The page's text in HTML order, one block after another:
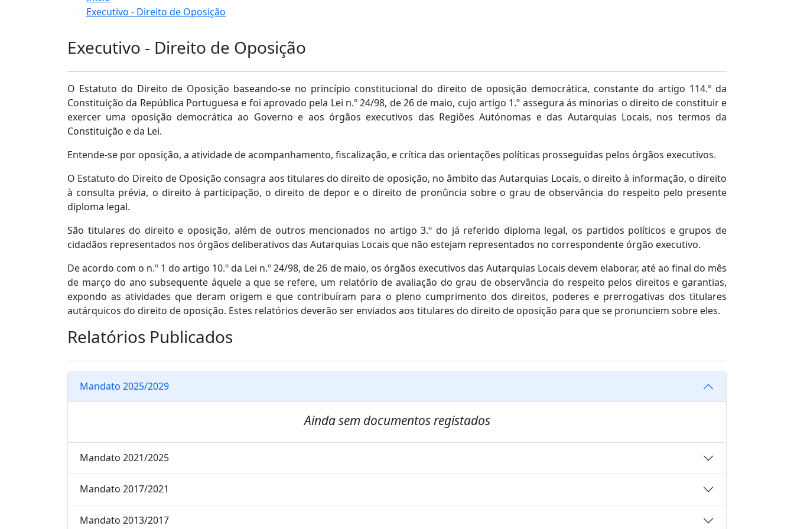
Executivo - Direito de Oposição
Executivo - Direito de Oposição
O Estatuto do Direito de Oposição baseando-se no princípio constitucional do direito de oposição democrática, constante do artigo 114.º da
Constituição da República Portuguesa e foi aprovado pela Lei n.º 24/98, de 26 de maio, cujo artigo 1.º assegura ás minorias o direito de constituir e
exercer uma oposição democrática ao Governo e aos órgãos executivos das Regiões Autónomas e das Autarquias Locais, nos termos da
Constituição e da Lei.
Entende-se por oposição, a atividade de acompanhamento, fiscalização, e crítica das orientações políticas prosseguidas pelos órgãos executivos.
O Estatuto do Direito de Oposição consagra aos titulares do direito de oposição, no âmbito das Autarquias Locais, o direito à informação, o direito
à consulta prévia, o direito à participação, o direito de depor e o direito de pronûncia sobre o grau de observância do respeito pelo presente
diploma legal.
São titulares do direito e oposição, além de outros mencionados no artigo 3.º do já referido diploma legal, os partidos políticos e grupos de
cidadãos representados nos órgãos deliberativos das Autarquias Locais que não estejam representados no correspondente órgão executivo.
De acordo com o n.º 1 do artigo 10.º da Lei n.º 24/98, de 26 de maio, os órgãos executivos das Autarquias Locais devem elaborar, até ao final do mês
de março do ano subsequente áquele a que se refere, um relatório de avaliação do grau de observância do respeito pelos direitos e garantias,
expondo as atividades que deram origem e que contribuíram para o pleno cumprimento dos direitos, poderes e prerrogativas dos titulares
autárquicos do direito de oposição. Estes relatórios deverão ser enviados aos titulares do direito de oposição para que se pronunciem sobre eles.
Relatórios Publicados
Mandato 2025/2029
Ainda sem documentos registados
Mandato 2021/2025
Mandato 2017/2021
Mandato 2013/2017